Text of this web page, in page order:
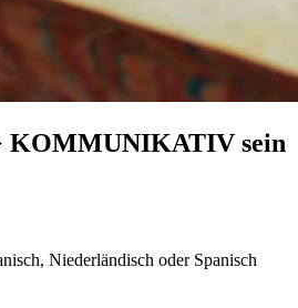
KOMMUNIKATIV sein
Niederländisch oder Spanisch